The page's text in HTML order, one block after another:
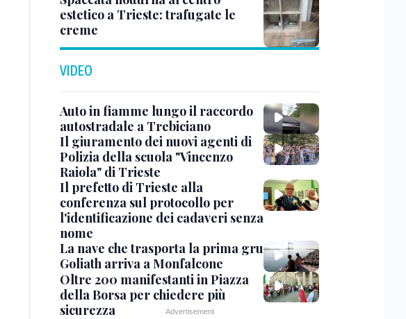
estetico a Trieste: trafugate le
creme
VIDEO
Auto in fiamme lungo il raccordo
autostradale a Trebiciano
Il giuramento dei nuovi agenti di
Polizia della scuola "Vincenzo
Raiola" di Trieste
Il prefetto di Trieste alla
conferenza sul protocollo per
l'identificazione dei cadaveri senza
nome
La nave che trasporta la prima gru
Goliath arriva a Monfalcone
Oltre 200 manifestanti in Piazza
della Borsa per chiedere più
sicurezza